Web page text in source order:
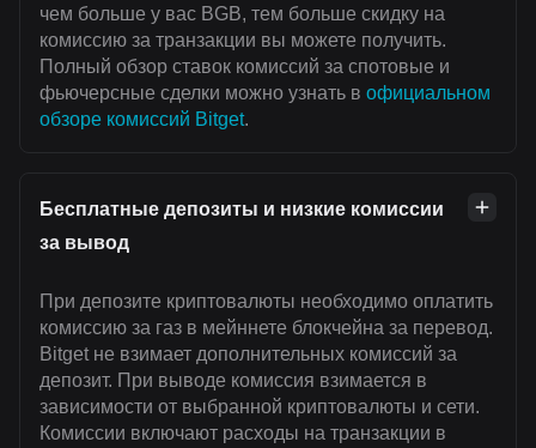
чем больше у вас BGB, тем больше скидку на
комиссию за транзакции вы можете получить.
Полный обзор ставок комиссий за спотовые и
фьючерсные сделки можно узнать в официальном
обзоре комиссий Bitget.
Бесплатные депозиты и низкие комиссии
за вывод
При депозите криптовалюты необходимо оплатить
комиссию за газ в мейннете блокчейна за перевод.
Bitget не взимает дополнительных комиссий за
депозит. При выводе комиссия взимается в
зависимости от выбранной криптовалюты и сети.
Комиссии включают расходы на транзакции в